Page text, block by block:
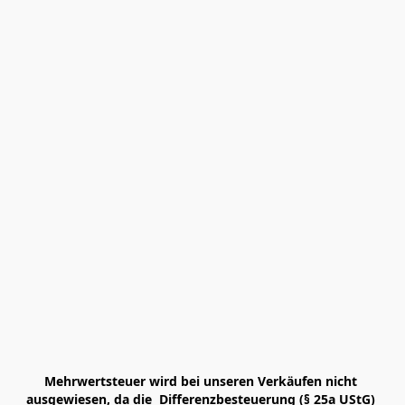
Mehrwertsteuer wird bei unseren Verkäufen nicht
ausgewiesen, da die  Differenzbesteuerung (§ 25a UStG)